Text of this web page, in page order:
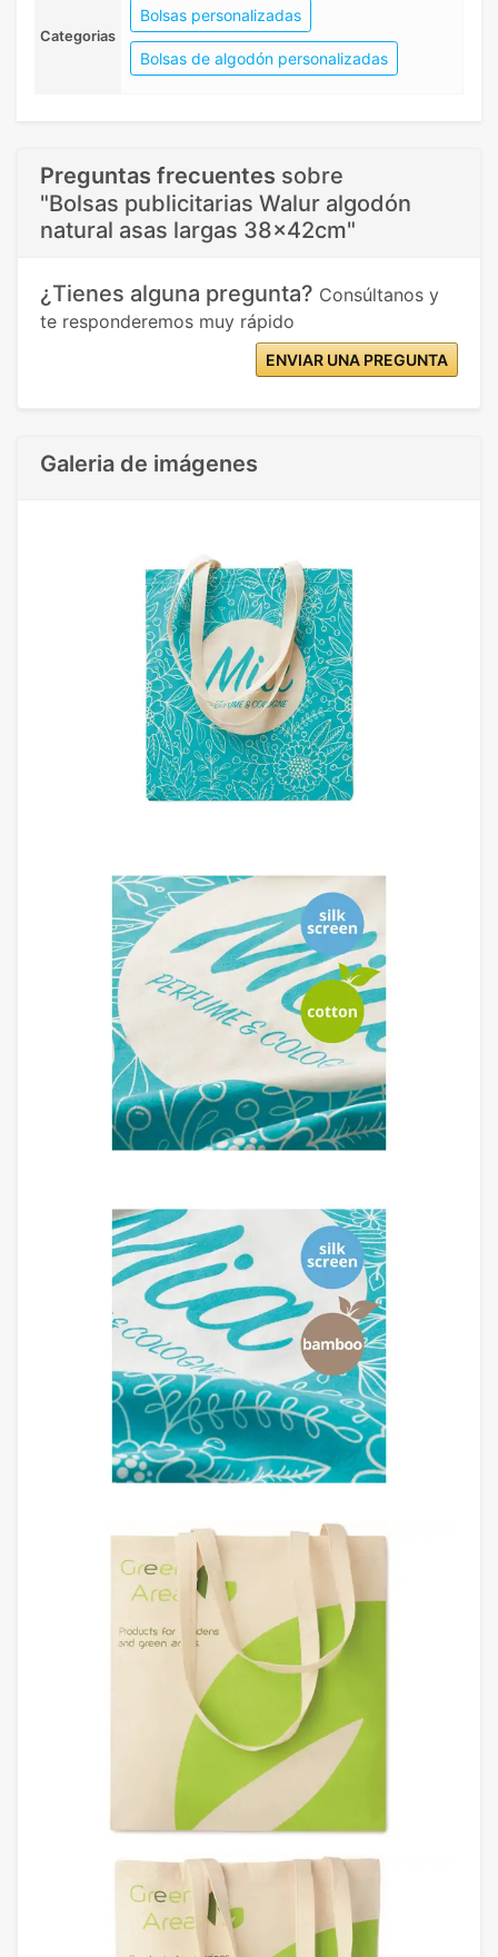
Categorias
Bolsas personalizadas
Bolsas de algodón personalizadas
Preguntas frecuentes sobre
"Bolsas publicitarias Walur algodón
natural asas largas 38x42cm"
¿Tienes alguna pregunta? Consúltanos y
te responderemos muy rápido
ENVIAR UNA PREGUNTA
Galeria de imágenes